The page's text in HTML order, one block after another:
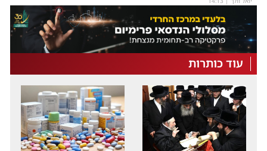
עוד כותרות